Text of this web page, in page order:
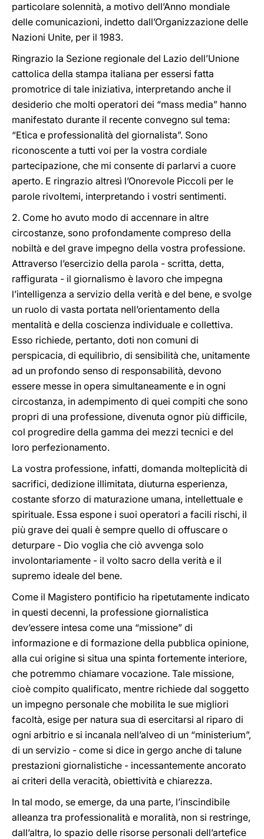
particolare solennità, a motivo dell’Anno mondiale
delle comunicazioni, indetto dall’Organizzazione delle
Nazioni Unite, per il 1983.
Ringrazio la Sezione regionale del Lazio dell’Unione
cattolica della stampa italiana per essersi fatta
promotrice di tale iniziativa, interpretando anche il
desiderio che molti operatori dei “mass media” hanno
manifestato durante il recente convegno sul tema:
“Etica e professionalità del giornalista”. Sono
riconoscente a tutti voi per la vostra cordiale
partecipazione, che mi consente di parlarvi a cuore
aperto. E ringrazio altresì l’Onorevole Piccoli per le
parole rivoltemi, interpretando i vostri sentimenti.
2. Come ho avuto modo di accennare in altre
circostanze, sono profondamente compreso della
nobiltà e del grave impegno della vostra professione.
Attraverso l’esercizio della parola - scritta, detta,
raffigurata - il giornalismo è lavoro che impegna
l’intelligenza a servizio della verità e del bene, e svolge
un ruolo di vasta portata nell’orientamento della
mentalità e della coscienza individuale e collettiva.
Esso richiede, pertanto, doti non comuni di
perspicacia, di equilibrio, di sensibilità che, unitamente
ad un profondo senso di responsabilità, devono
essere messe in opera simultaneamente e in ogni
circostanza, in adempimento di quei compiti che sono
propri di una professione, divenuta ognor più difficile,
col progredire della gamma dei mezzi tecnici e del
loro perfezionamento.
La vostra professione, infatti, domanda molteplicità di
sacrifici, dedizione illimitata, diuturna esperienza,
costante sforzo di maturazione umana, intellettuale e
spirituale. Essa espone i suoi operatori a facili rischi, il
più grave dei quali è sempre quello di offuscare o
deturpare - Dio voglia che ciò avvenga solo
involontariamente - il volto sacro della verità e il
supremo ideale del bene.
Come il Magistero pontificio ha ripetutamente indicato
in questi decenni, la professione giornalistica
dev’essere intesa come una “missione” di
informazione e di formazione della pubblica opinione,
alla cui origine si situa una spinta fortemente interiore,
che potremmo chiamare vocazione. Tale missione,
cioè compito qualificato, mentre richiede dal soggetto
un impegno personale che mobilita le sue migliori
facoltà, esige per natura sua di esercitarsi al riparo di
ogni arbitrio e si incanala nell’alveo di un “ministerium”,
di un servizio - come si dice in gergo anche di talune
prestazioni giornalistiche - incessantemente ancorato
ai criteri della veracità, obiettività e chiarezza.
In tal modo, se emerge, da una parte, l’inscindibile
alleanza tra professionalità e moralità, non si restringe,
dall’altra, lo spazio delle risorse personali dell’artefice